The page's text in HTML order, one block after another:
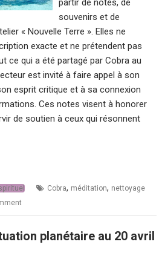
partir de notes, de
souvenirs et de
« Nouvelle Terre ». Elles ne
exacte et ne prétendent pas
ce qui a été partagé par Cobra au
est invité à faire appel à son
esprit critique et à sa connexion
Ces notes visent à honorer
de soutien à ceux qui résonnent
Cobra, méditation, nettoyage
planétaire au 20 avril